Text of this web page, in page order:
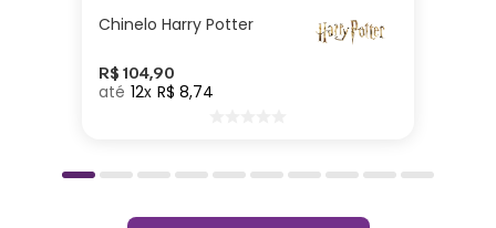
detergente neutro.
Não vai ao micro-ondas, nem a lava-
Não utilizar químicos e abrasivos.
quebrar o produto, pois trata-se de um
Chinelo Harry Potter
R$ 104,90
12 R$ 8,74